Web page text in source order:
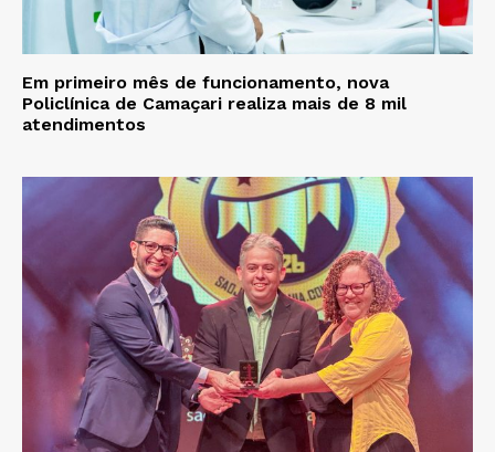
Em primeiro mês de funcionamento, nova
Policlínica de Camaçari realiza mais de 8 mil
atendimentos